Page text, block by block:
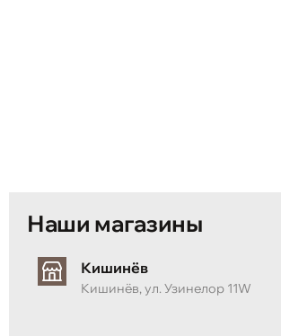
Наши магазины
Кишинёв
Кишинёв, ул. Узинелор 11W